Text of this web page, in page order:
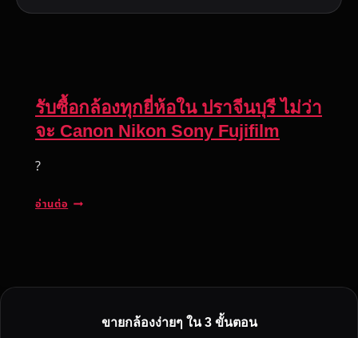
รับซื้อกล้องทุกยี่ห้อใน ปราจีนบุรี ไม่ว่า
จะ Canon Nikon Sony Fujifilm
?
อ่านต่อ
ล้
ขายกล้องง่ายๆ ใน 3 ขั้นตอน